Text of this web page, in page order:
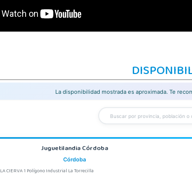
La disponibilidad mostrada es aproximada. Te
Juguetilandia Córdoba
Córdoba
CIERVA 1 Polígono Industrial La Torrecilla